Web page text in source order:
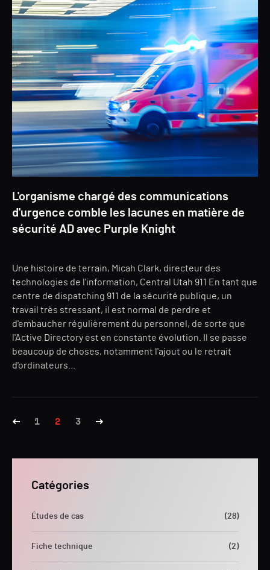
Catégories
Études de cas (28)
Fiche technique (2)
L'organisme chargé des communications
d'urgence comble les lacunes en matière de
sécurité AD avec Purple Knight
Une histoire de terrain, Micah Clark, directeur des
technologies de l'information, Central Utah 911 En tant que
centre de dispatching 911 de la sécurité publique, un
travail très stressant, il est normal de perdre et
d'embaucher régulièrement du personnel, de sorte que
l'Active Directory est en constante évolution. Il se passe
beaucoup de choses, notamment l'ajout ou le retrait
d'ordinateurs...
1 2 3